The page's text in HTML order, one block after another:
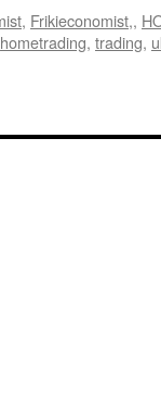
, Frikieconomist,,
hometrading, trading,